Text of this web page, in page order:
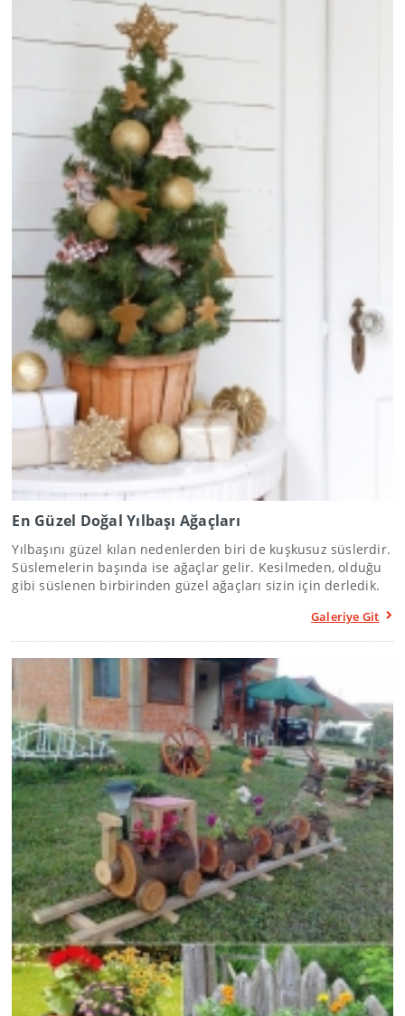
En Güzel Doğal Yılbaşı Ağaçları
Yılbaşını güzel kılan nedenlerden biri de kuşkusuz süslerdir.
Süslemelerin başında ise ağaçlar gelir. Kesilmeden, olduğu
gibi süslenen birbirinden güzel ağaçları sizin için derledik.
Galeriye Git